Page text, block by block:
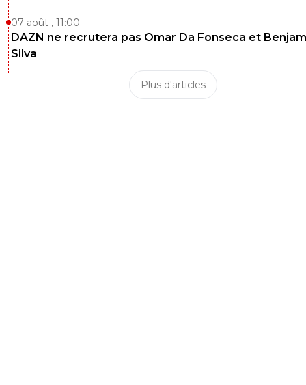
07 août , 11:00
DAZN ne recrutera pas Omar Da Fonseca et
Silva
Plus d'articles